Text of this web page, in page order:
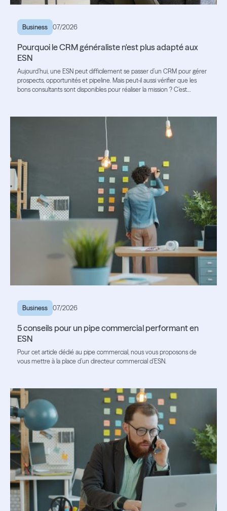
Business 07/2026
Pourquoi le CRM généraliste n'est plus adapté aux
ESN
Aujourd’hui, une ESN peut difficilement se passer d’un CRM pour gérer
prospects, opportunités et pipeline. Mais peut-il aussi vérifier que les
bons consultants sont disponibles pour réaliser la mission ? C’est
Business 07/2026
5 conseils pour un pipe commercial performant en
ESN
Pour cet article dédié au pipe commercial, nous vous proposons de
vous mettre à la place d’un directeur commercial d’ESN.